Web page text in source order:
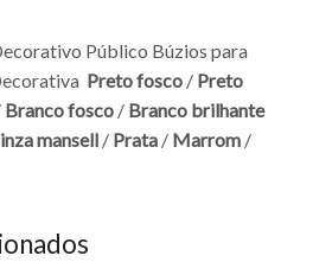
Público Búzios para
Preto fosco / Preto
Branco fosco / Branco brilhante
mansell / Prata / Marrom /